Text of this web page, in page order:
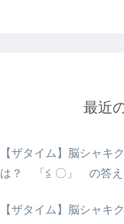
最近
【ザタイム】脳シャキ
は？ 「≦ 〇」 の答え
【ザタイム】脳シャキ